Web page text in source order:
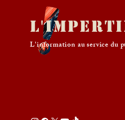
L'information au service du